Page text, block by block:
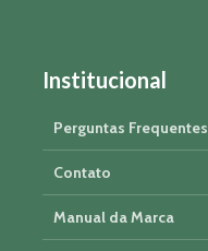
Institucional
Perguntas Frequentes
Contato
Manual da Marca